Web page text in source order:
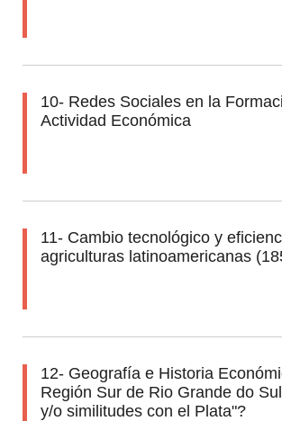
10- Redes Sociales en la
Actividad Económica
11- Cambio tecnológico y
agriculturas latinoamericanas
12- Geografía e Historia
Región Sur de Rio Grande do
y/o similitudes con el Plata"?